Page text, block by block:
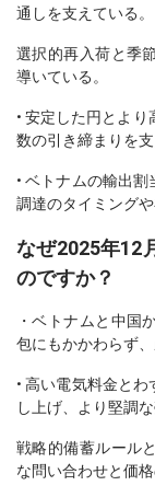
通しを支えている。
選択的再入荷と季
導いている。
• 安定した円とよ
数の引き締まりを支
• ベトナムの輸出
調達のタイミング
なぜ2025年12
のですか？
・ベトナムと中国
包にもかかわらず
• 高い電気料金と
し上げ、より堅調
戦略的備蓄ルール
な問い合わせと価